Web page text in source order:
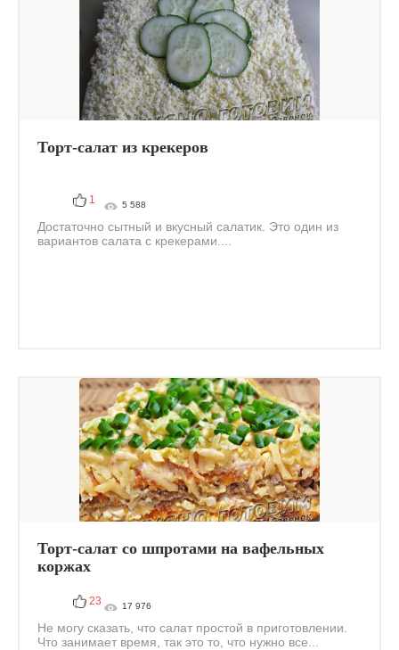
Торт-салат из крекеров
1 5 588
Достаточно сытный и вкусный салатик. Это один из
вариантов салата с крекерами....
Торт-салат со шпротами на вафельных
коржах
23 17 976
Не могу сказать, что салат простой в приготовлении.
Что занимает время, так это то, что нужно все...